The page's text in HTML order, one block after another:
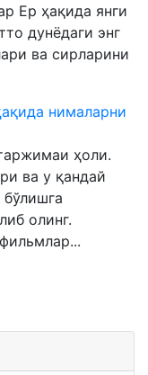
Ер ҳақида янги
дунёдаги энг
ва сирларини
нималарни
ҳоли.
ва у қандай
олинг.